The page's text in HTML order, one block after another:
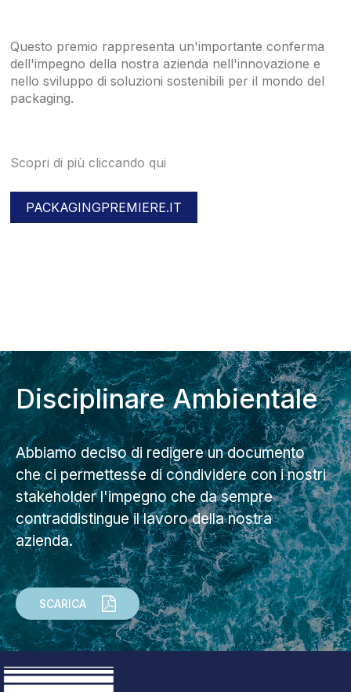
Questo premio rappresenta un'importante conferma
dell'impegno della nostra azienda nell'innovazione e
nello sviluppo di soluzioni sostenibili per il mondo del
packaging.
Scopri di più cliccando qui
PACKAGINGPREMIERE.IT
Disciplinare Ambientale
Abbiamo deciso di redigere un documento
che ci permettesse di condividere con i nostri
stakeholder l'impegno che da sempre
contraddistingue il lavoro della nostra
azienda.
SCARICA